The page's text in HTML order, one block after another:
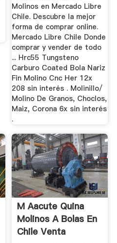
Molinos en Mercado Libre
Chile. Descubre la mejor
forma de comprar online.
Mercado Libre Chile Donde
comprar y vender de todo
... Hrc55 Tungsteno
Carburo Coated Bola Nariz
Fin Molino Cnc Her 12x
208 sin interés . Molinillo/
Molino De Granos, Choclos,
Maiz, Corona 6x sin interés
.
M Aacute Quina
Molinos A Bolas En
Chile Venta